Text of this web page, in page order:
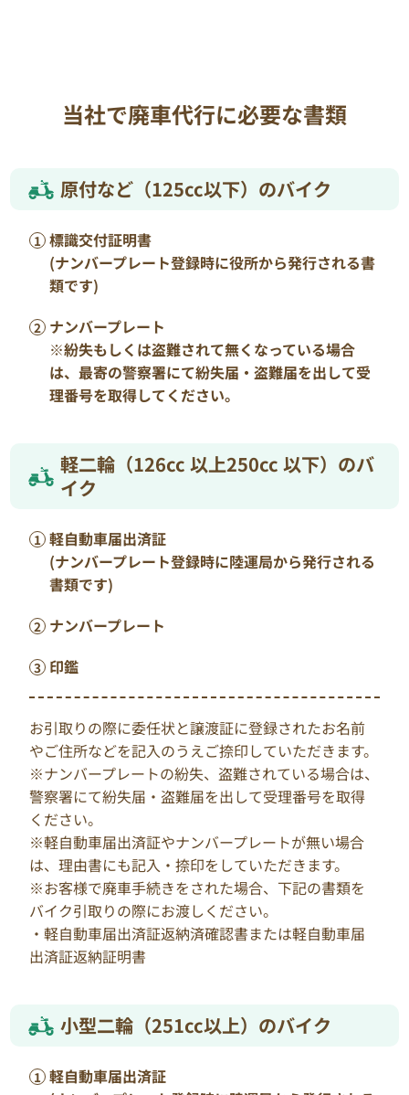
当社で廃車代行に必要な書類
原付など（125cc以下）のバイク
標識交付証明書
(ナンバープレート登録時に役所から発行される書
類です)
ナンバープレート
※紛失もしくは盗難されて無くなっている場合
は、最寄の警察署にて紛失届・盗難届を出して受
理番号を取得してください。
軽二輪（126cc 以上250cc 以下）のバ
イク
軽自動車届出済証
(ナンバープレート登録時に陸運局から発行される
書類です)
ナンバープレート
印鑑
お引取りの際に委任状と譲渡証に登録されたお名前
やご住所などを記入のうえご捺印していただきます。
※ナンバープレートの紛失、盗難されている場合は、
警察署にて紛失届・盗難届を出して受理番号を取得
ください。
※軽自動車届出済証やナンバープレートが無い場合
は、理由書にも記入・捺印をしていただきます。
※お客様で廃車手続きをされた場合、下記の書類を
バイク引取りの際にお渡しください。
・軽自動車届出済証返納済確認書または軽自動車届
出済証返納証明書
小型二輪（251cc以上）のバイク
軽自動車届出済証